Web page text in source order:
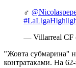
‍♂️
— Villarreal CF
"Жовта субмарина"
контратаками. На 62-